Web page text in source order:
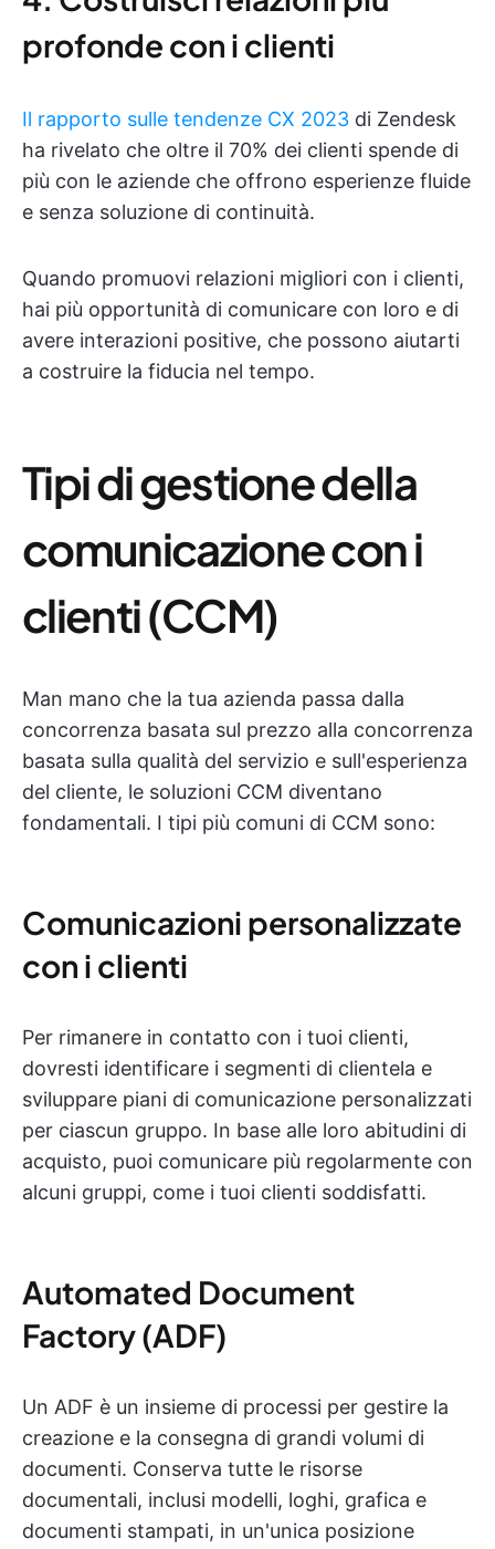
profonde con i clienti
Il rapporto sulle tendenze CX 2023 di Zendesk
ha rivelato che oltre il 70% dei clienti spende di
più con le aziende che offrono esperienze fluide
e senza soluzione di continuità.
Quando promuovi relazioni migliori con i clienti,
hai più opportunità di comunicare con loro e di
avere interazioni positive, che possono aiutarti
a costruire la fiducia nel tempo.
Tipi di gestione della
comunicazione con i
clienti (CCM)
Man mano che la tua azienda passa dalla
concorrenza basata sul prezzo alla concorrenza
basata sulla qualità del servizio e sull'esperienza
del cliente, le soluzioni CCM diventano
fondamentali. I tipi più comuni di CCM sono:
Comunicazioni personalizzate
con i clienti
Per rimanere in contatto con i tuoi clienti,
dovresti identificare i segmenti di clientela e
sviluppare piani di comunicazione personalizzati
per ciascun gruppo. In base alle loro abitudini di
acquisto, puoi comunicare più regolarmente con
alcuni gruppi, come i tuoi clienti soddisfatti.
Automated Document
Factory (ADF)
Un ADF è un insieme di processi per gestire la
creazione e la consegna di grandi volumi di
documenti. Conserva tutte le risorse
documentali, inclusi modelli, loghi, grafica e
documenti stampati, in un'unica posizione